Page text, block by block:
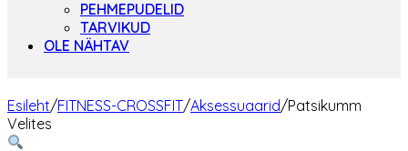
PEHMEPUDELID
TARVIKUD
OLE NÄHTAV
Esileht/FITNESS-CROSSFIT/Aksessuaarid/Patsikumm
Velites